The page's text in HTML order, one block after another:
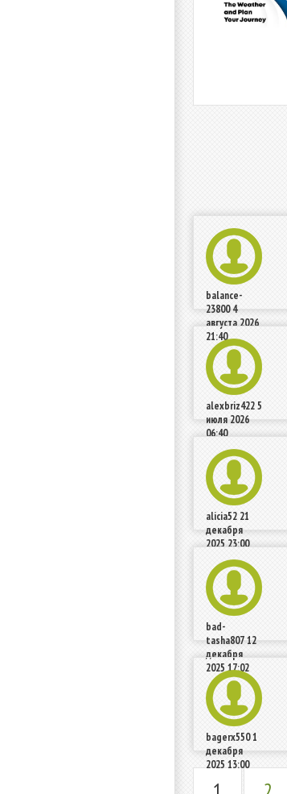
balance-
238004
августа 2026
21:40
alexbriz4225
июля 2026
06:40
alicia52 21
декабря
2025 23:00
bad-
tasha80712
декабря
2025 17:02
bagerx5501
декабря
2025 13:00